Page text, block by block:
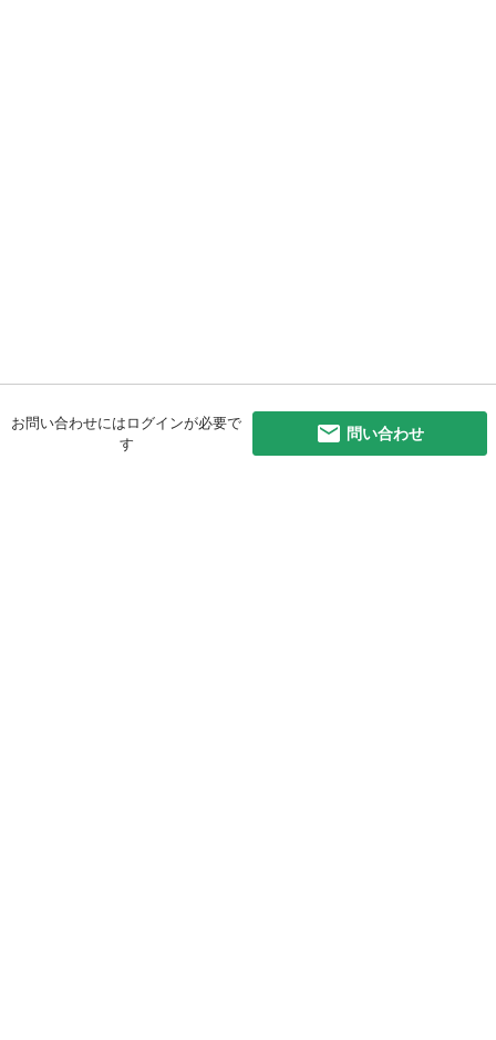
お問い合わせにはログインが必要で
す
問い合わせ